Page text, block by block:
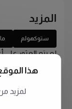
المزيد
ستوكهولم
لم يتم العثور على
هذا
لمزيد